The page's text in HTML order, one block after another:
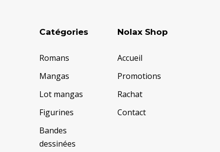
Catégories
Romans
Mangas
Lot mangas
Figurines
Bandes
dessinées
Nolax Shop
Accueil
Promotions
Rachat
Contact